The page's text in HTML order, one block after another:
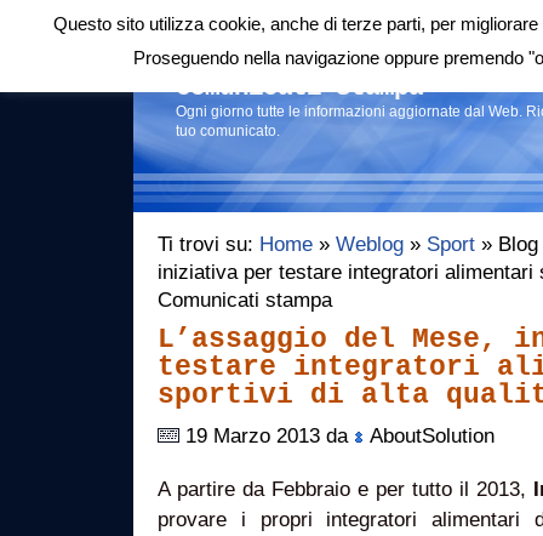
Login|RSS |
Comunicati stampa
Ogni giorno tutte le informazioni aggiornate dal Web.
tuo comunicato.
Ti trovi su: Home » Weblog » Sport » Blog
iniziativa per testare integratori alimentari
Comunicati stampa
L’assaggio del Mese,
testare integratori
sportivi di alta
19 Marzo 2013 da AboutSolution
A partire da Febbraio e per tutto il 2013,
provare i propri integratori alimentari
Questo sito utilizza cookie, anche di terze parti, per
Proseguendo nella navigazione oppure premendo